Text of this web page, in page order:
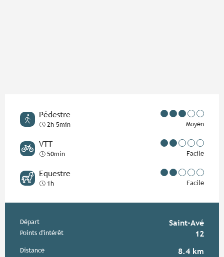
Pédestre
2h 5min Moyen
VTT
50min Facile
Equestre
1h Facile
Informations pratiques
Départ Saint-Avé
Points d'intérêt 12
Distance 8.4 km